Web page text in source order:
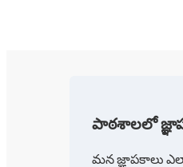
పాఠశాలలో
మన జ్ఞాపకాలు ఎలా